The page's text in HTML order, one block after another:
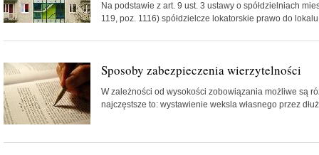
Na podstawie z art. 9 ust. 3 ustawy o spółdzielniach
119, poz. 1116) spółdzielcze lokatorskie prawo do
Sposoby zabezpieczenia wierzytelności
W zależności od wysokości zobowiązania możliwe są
najczęstsze to: wystawienie weksla własnego przez